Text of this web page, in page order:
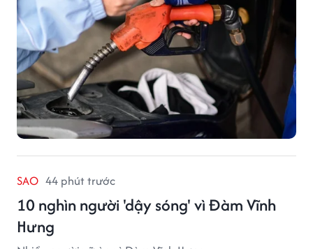
SAO 44 phút trước
10 nghìn người 'dậy sóng' vì Đàm Vĩnh
Hưng